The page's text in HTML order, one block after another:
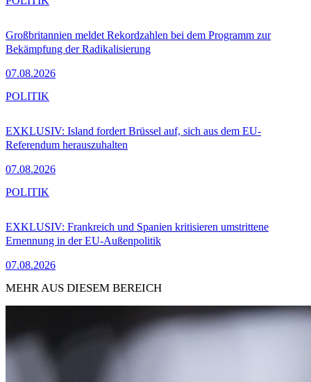
Großbritannien meldet Rekordzahlen bei dem Programm zur
Bekämpfung der Radikalisierung
07.08.2026
EXKLUSIV: Island fordert Brüssel auf, sich aus dem EU-
Referendum herauszuhalten
07.08.2026
POLITIK
EXKLUSIV: Frankreich und Spanien kritisieren umstrittene
Ernennung in der EU-Außenpolitik
07.08.2026
POLITIK
MEHR AUS DIESEM BEREICH